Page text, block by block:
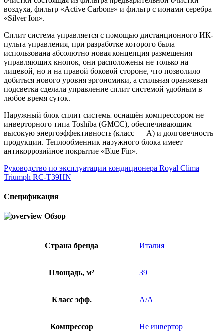
воздуха, фильтр «Active Carbone» и фильтр с ионами серебра
«Silver Ion».
Сплит система управляется с помощью дистанционного ИК-
пульта управления, при разработке которого была
использована абсолютно новая концепция размещения
управляющих кнопок, они расположены не только на
лицевой, но и на правой боковой стороне, что позволило
добиться нового уровня эргономики, а стильная оранжевая
подсветка сделала управление сплит системой удобным в
любое время суток.
Наружный блок сплит системы оснащён компрессором не
инверторного типа Toshiba (GMCC), обеспечивающим
высокую энергоэффективность (класс — A) и долговечность
продукции. Теплообменник наружного блока имеет
антикоррозийное покрытие «Blue Fin».
Руководство по эксплуатации кондиционера Royal Clima
Triumph RC-T39HN
Спецификация
Обзор
Страна бренда Италия
Площадь, м² 39
Класс эфф. A/A
Компрессор Не инвертор